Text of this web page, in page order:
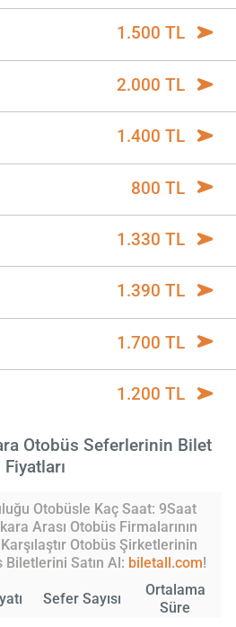
1.500 TL
2.000 TL
1.400 TL
800 TL
1.330 TL
1.390 TL
1.700 TL
1.200 TL
Otobüs Seferlerinin Bilet
Fiyatları
Otobüsle Kaç Saat: 9Saat
Arası Otobüs Firmalarının
Otobüs Şirketlerinin
Biletlerini Satın Al: biletall.com!
Sefer Sayısı
Ortalama
Süre